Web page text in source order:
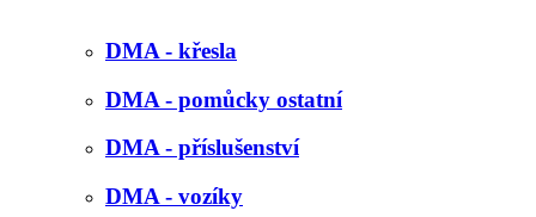
DMA - křesla
DMA - pomůcky ostatní
DMA - příslušenství
DMA - vozíky